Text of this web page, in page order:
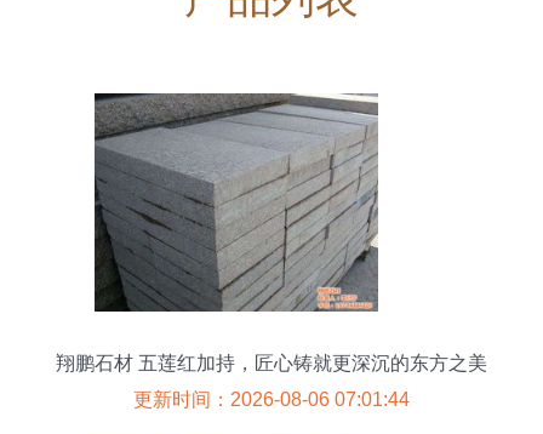
翔鹏石材 五莲红加持，匠心铸就更深沉的东方之美
更新时间：2026-08-06 07:01:44